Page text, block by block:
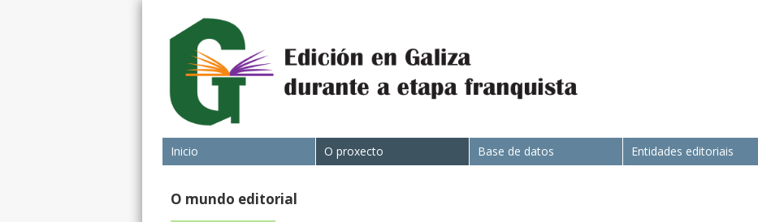
Inicio O proxecto Base de datos Entidades editoriais
O mundo editorial